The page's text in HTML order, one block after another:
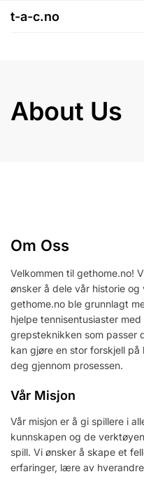
t-a-c.no
About Us
Om Oss
Velkommen til gethome.no!
ønsker å dele vår historie
gethome.no ble grunnlagt
hjelpe tennisentusiaster
grepsteknikken som passer
kan gjøre en stor forskjell
deg gjennom prosessen.
Vår Misjon
Vår misjon er å gi spillere i
kunnskapen og de
spill. Vi ønsker å skape et
erfaringer, lære av